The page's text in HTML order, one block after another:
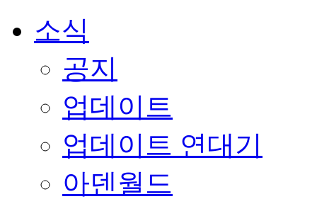
소식
공지
업데이트
업데이트 연대기
아덴월드